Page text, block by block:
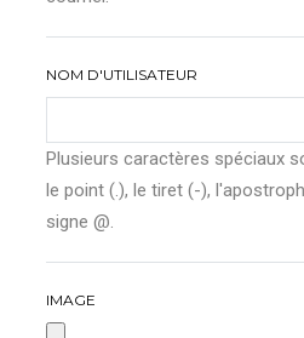
NOM D'UTILISATEUR
Plusieurs caractères spéciaux
le point (.), le tiret (-),
signe @.
IMAGE